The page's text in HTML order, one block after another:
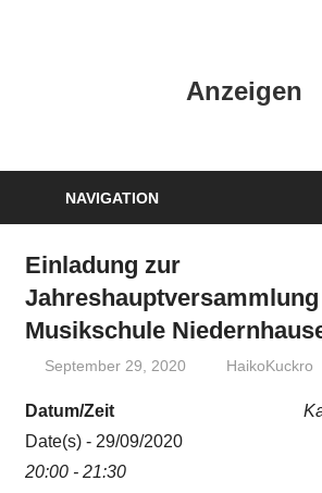
Anzeigen
NAVIGATION
Einladung zur
Musikschule
September 29, 2020 HaikoKuckro
Datum/Zeit
Date(s) - 29/09/2020
20:00 - 21:30